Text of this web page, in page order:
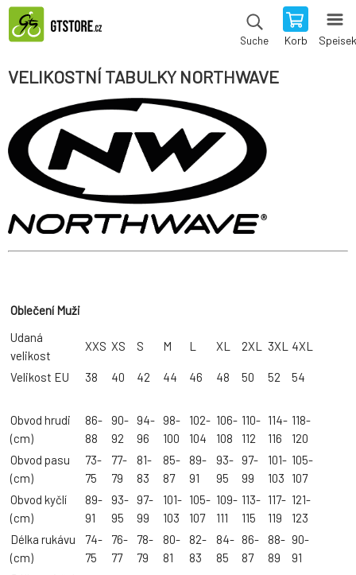
Suche Korb
VELIKOSTNÍ TABULKY NORTHWAVE
Oblečení Muži
Udaná
velikost
XXS XS S M L XL 2XL 3XL 4XL
Velikost EU 38 40 42 44 46 48 50 52 54
Obvod hrudi
(cm)
86-
88
90-
92
94-
96
98-
100
102-
104
106-
108
110-
112
114-
116
118-
120
Obvod pasu
(cm)
73-
75
77-
79
81-
83
85-
87
89-
91
93-
95
97-
99
101-
103
105-
107
Obvod kyčlí
(cm)
89-
91
93-
95
97-
99
101-
103
105-
107
109-
111
113-
115
117-
119
121-
123
Délka rukávu
(cm)
74-
75
76-
77
78-
79
80-
81
82-
83
84-
85
86-
87
88-
89
90-
91